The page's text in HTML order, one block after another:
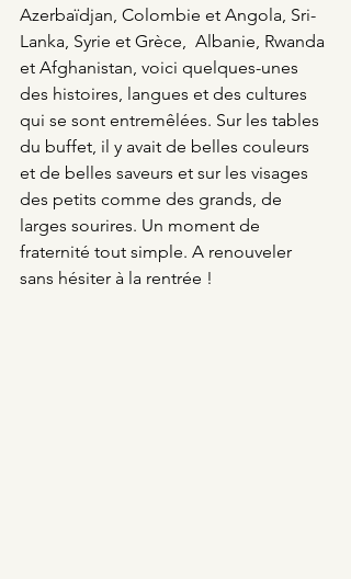
Azerbaïdjan, Colombie et Angola, Sri-
Lanka, Syrie et Grèce,  Albanie, Rwanda
et Afghanistan, voici quelques-unes
des histoires, langues et des cultures
qui se sont entremêlées. Sur les tables
du buffet, il y avait de belles couleurs
et de belles saveurs et sur les visages
des petits comme des grands, de
larges sourires. Un moment de
fraternité tout simple. A renouveler
sans hésiter à la rentrée !